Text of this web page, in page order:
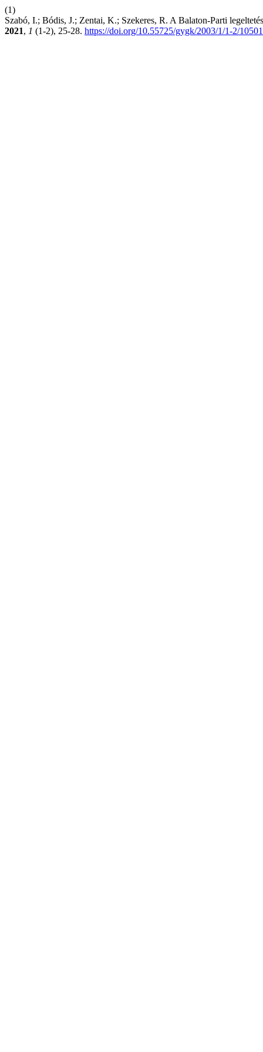
(1)
Szabó, I.; Bódis, J.; Zentai, K.; Szekeres, R. A Balaton-Parti
2021, 1 (1-2), 25-28. https://doi.org/10.55725/gygk/2003/1/1-2/10501